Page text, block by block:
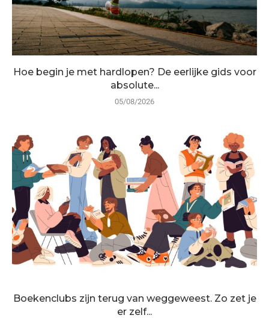
Hoe begin je met hardlopen? De eerlijke gids voor
absolute...
05/08/2026
Boekenclubs zijn terug van weggeweest. Zo zet je
er zelf...